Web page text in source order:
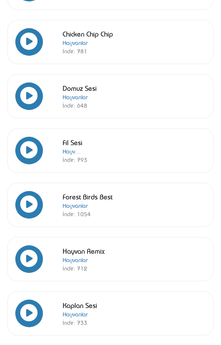
Chicken Chip Chip
Hayvanlar
İndir: 781
Domuz Sesi
Hayvanlar
İndir: 648
Fil Sesi
Hayvanlar
İndir: 793
Forest Birds Best
Hayvanlar
İndir: 1054
Hayvan Remix
Hayvanlar
İndir: 712
Kaplan Sesi
Hayvanlar
İndir: 733